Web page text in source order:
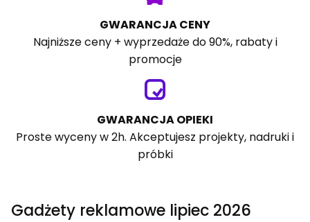
GWARANCJA CENY
Najniższe ceny + wyprzedaże do 90%, rabaty i
promocje
GWARANCJA OPIEKI
Proste wyceny w 2h. Akceptujesz projekty, nadruki i
próbki
Gadżety reklamowe lipiec 2026